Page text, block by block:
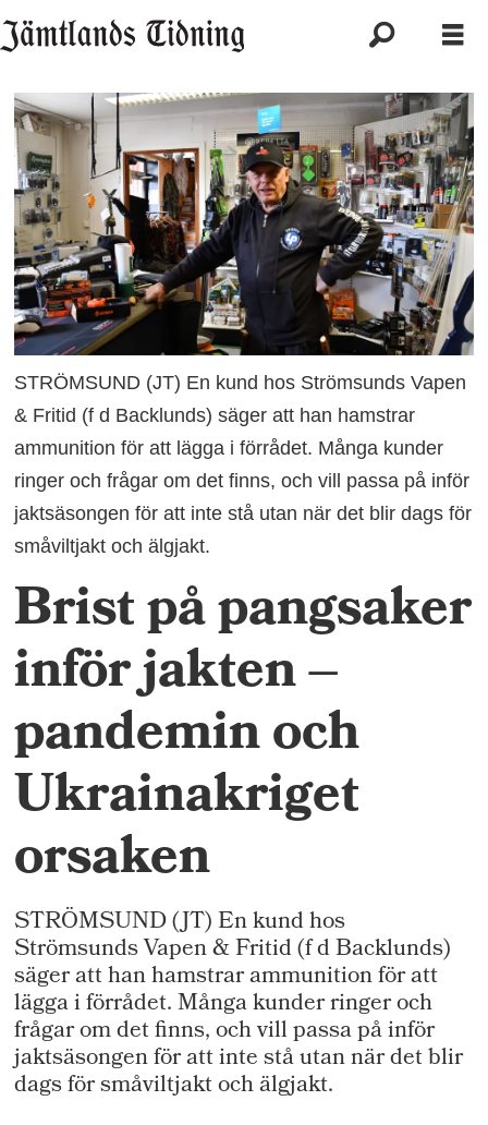
STRÖMSUND (JT) En kund hos Strömsunds Vapen
& Fritid (f d Backlunds) säger att han hamstrar
ammunition för att lägga i förrådet. Många kunder
ringer och frågar om det finns, och vill passa på inför
jaktsäsongen för att inte stå utan när det blir dags för
småviltjakt och älgjakt.
Brist på pangsaker
inför jakten –
pandemin och
Ukrainakriget
orsaken
STRÖMSUND (JT) En kund hos
Strömsunds Vapen & Fritid (f d Backlunds)
säger att han hamstrar ammunition för att
lägga i förrådet. Många kunder ringer och
frågar om det finns, och vill passa på inför
jaktsäsongen för att inte stå utan när det blir
dags för småviltjakt och älgjakt.